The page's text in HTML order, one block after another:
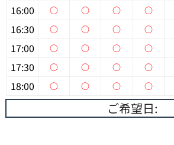
16:00
16:30
17:00
17:30
18:00
○
○
○
○
○
○
○
○
○
○
○
○
○
○
○
○
○
○
○
○
ご希望日: